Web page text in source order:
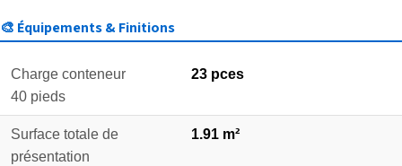
🎨 Équipements & Finitions
Charge conteneur
40 pieds
23 pces
Surface totale de
présentation
1.91 m²